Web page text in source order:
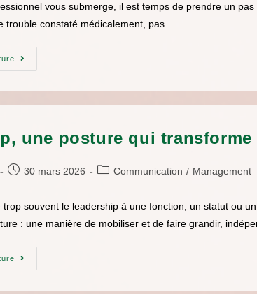
vous submerge, il est temps de prendre un pas
trouble constaté médicalement, pas…
une posture qui transforme
30 mars 2026 Communication / Management
souvent le leadership à une fonction, un statut ou
: une manière de mobiliser et de faire grandir,